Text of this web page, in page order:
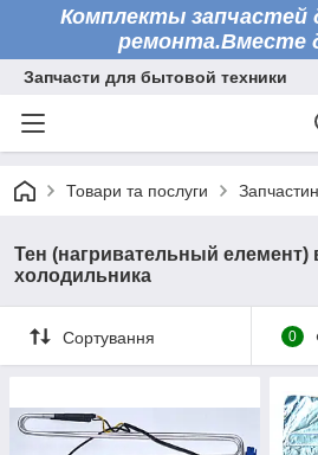
Комплекты запчастей
ремонта.Вместе
Запчасти для бытовой техники
Товари та послуги
Тен (нагривательный елемент)
холодильника
Сортування 0